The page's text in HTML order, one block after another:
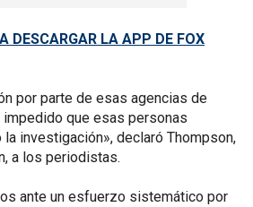
DESCARGAR LA APP DE FOX
por parte de esas agencias de
impedido que esas personas
la investigación», declaró Thompson,
a los periodistas.
ante un esfuerzo sistemático por